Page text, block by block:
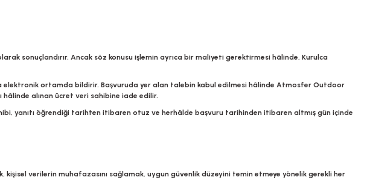
sonuçlandırır. Ancak söz konusu işlemin ayrıca bir maliyeti gerektirmesi hâlinde, Kurulca
elektronik ortamda bildirir. Başvuruda yer alan talebin kabul edilmesi hâlinde Atmosfer Outdoor
hâlinde alınan ücret veri sahibine iade edilir.
yanıtı öğrendiği tarihten itibaren otuz ve herhâlde başvuru tarihinden itibaren altmış gün içinde
kişisel verilerin muhafazasını sağlamak, uygun güvenlik düzeyini temin etmeye yönelik gerekli her